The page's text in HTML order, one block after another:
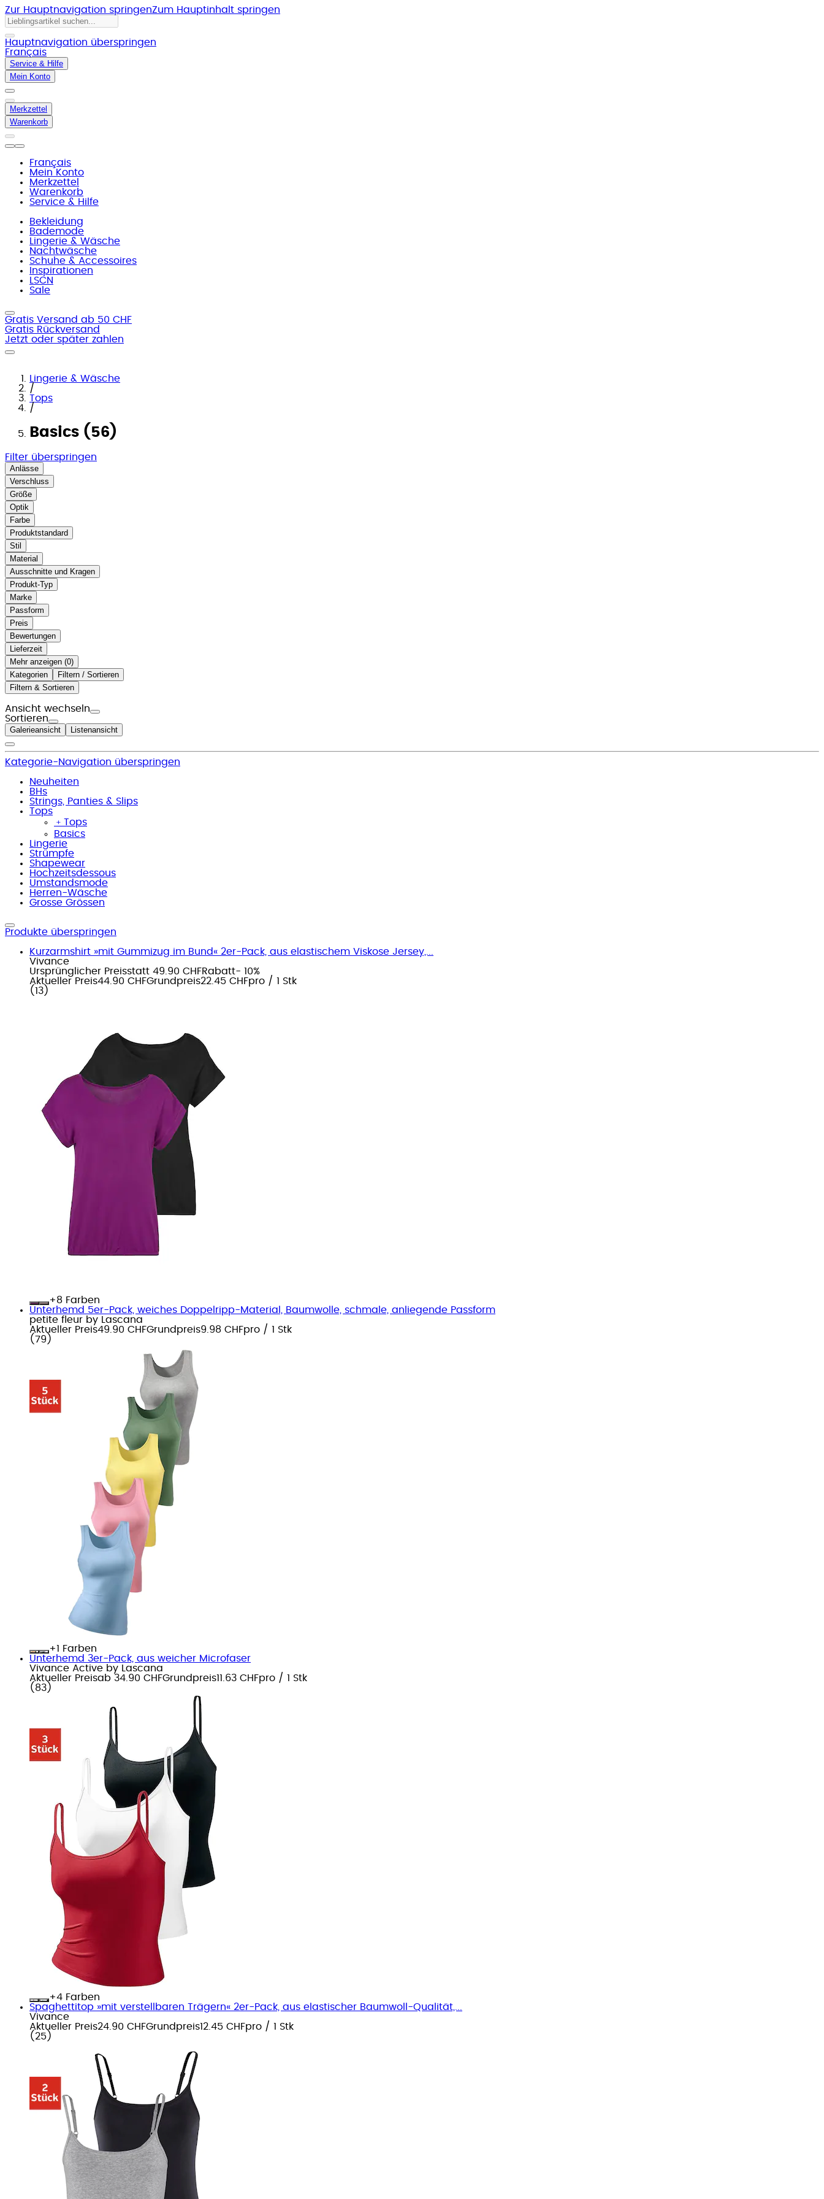
Zur Hauptnavigation springenZum Hauptinhalt springen
Hauptnavigation überspringen
Français
Service & Hilfe
Mein Konto
Merkzettel
Warenkorb
Français
Mein Konto
Merkzettel
Warenkorb
Service & Hilfe
Bekleidung
Bademode
Lingerie & Wäsche
Nachtwäsche
Schuhe & Accessoires
Inspirationen
LSCN
Sale
Gratis Versand ab 50 CHF
Gratis Rückversand
Jetzt oder später zahlen
Lingerie & Wäsche
/
Tops
/
Basics (56)
Filter überspringen
Anlässe
Verschluss
Größe
Optik
Farbe
Produktstandard
Stil
Material
Ausschnitte und Kragen
Produkt-Typ
Marke
Passform
Preis
Bewertungen
Lieferzeit
Mehr anzeigen ( )
Kategorien
Filtern / Sortieren
Filtern & Sortieren
Ansicht wechseln
Sortieren
Galerieansicht Listenansicht
Kategorie-Navigation überspringen
Neuheiten
BHs
Strings, Panties & Slips
Tops
﹢ Tops
Basics
Lingerie
Strümpfe
Shapewear
Hochzeitsdessous
Umstandsmode
Herren-Wäsche
Grosse Grössen
Produkte überspringen
Kurzarmshirt »mit Gummizug im Bund« 2er-Pack, aus elastischem Viskose Jersey,...
Vivance
Ursprünglicher Preisstatt 49.90 CHFRabatt- 10%
Aktueller Preis44.90 CHFGrundpreis22.45 CHFpro / 1 Stk
( 13 )
+
Farben
Unterhemd 5er-Pack, weiches Doppelripp-Material, Baumwolle, schmale, anliegende Passform
petite fleur by Lascana
Aktueller Preis49.90 CHFGrundpreis9.98 CHFpro / 1 Stk
( 79 )
+
Farben
Unterhemd 3er-Pack, aus weicher Microfaser
Vivance Active by Lascana
Aktueller Preisab 34.90 CHFGrundpreis11.63 CHFpro / 1 Stk
( 83 )
+
Farben
Spaghettitop »mit verstellbaren Trägern« 2er-Pack, aus elastischer Baumwoll-Qualität,...
Vivance
Aktueller Preis24.90 CHFGrundpreis12.45 CHFpro / 1 Stk
( 25 )